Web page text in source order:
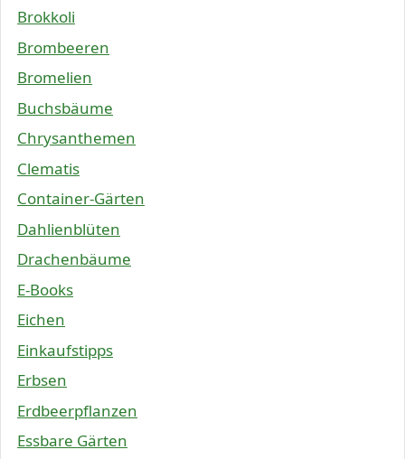
Brokkoli
Brombeeren
Bromelien
Buchsbäume
Chrysanthemen
Clematis
Container-Gärten
Dahlienblüten
Drachenbäume
E-Books
Eichen
Einkaufstipps
Erbsen
Erdbeerpflanzen
Essbare Gärten